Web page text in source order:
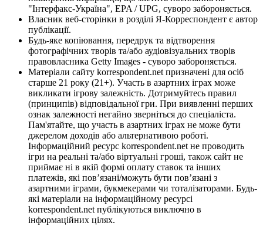
"Інтерфакс-Україна", EPA / UPG, суворо забороняється.
Власник веб-сторінки в розділі Я-Корреспондент є автор
публікації.
Будь-яке копіювання, передрук та відтворення
фотографічних творів та/або аудіовізуальних творів
правовласника Getty Images - суворо забороняється.
Матеріали сайту korrespondent.net призначені для осіб
старше 21 року (21+). Участь в азартних іграх може
викликати ігрову залежність. Дотримуйтесь правил
(принципів) відповідальної гри. При виявленні перших
ознак залежності негайно зверніться до спеціаліста.
Пам'ятайте, що участь в азартних іграх не може бути
джерелом доходів або альтернативою роботі.
Інформаційний ресурс korrespondent.net не проводить
ігри на реальні та/або віртуальні гроші, також сайт не
приймає ні в якій формі оплату ставок та інших
платежів, які пов’язані/можуть бути пов’язані з
азартними іграми, букмекерами чи тоталізаторами. Будь-
які матеріали на інформаційному ресурсі
korrespondent.net публікуються виключно в
інформаційних цілях.